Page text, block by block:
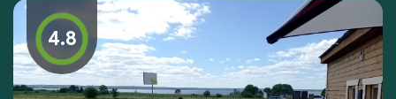
4.8